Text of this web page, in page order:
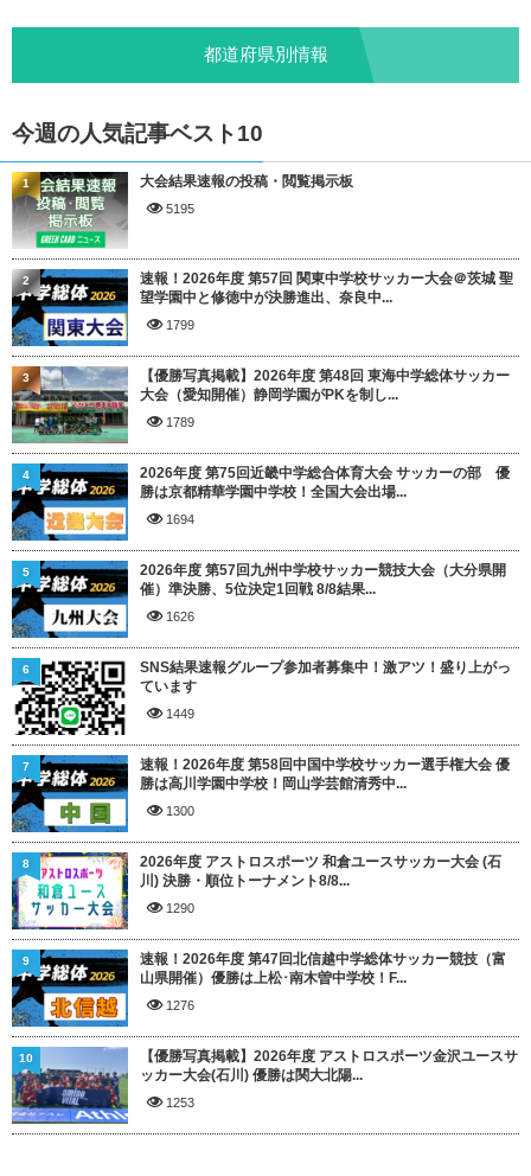
都道府県別情報
今週の人気記事ベスト10
大会結果速報の投稿・閲覧掲示板
5195
1
速報！2026年度 第57回 関東中学校サッカー大会＠茨城 聖
望学園中と修徳中が決勝進出、奈良中...
1799
2
【優勝写真掲載】2026年度 第48回 東海中学総体サッカー
大会（愛知開催）静岡学園がPKを制し...
1789
3
2026年度 第75回近畿中学総合体育大会 サッカーの部 優
勝は京都精華学園中学校！全国大会出場...
1694
4
2026年度 第57回九州中学校サッカー競技大会（大分県開
催）準決勝、5位決定1回戦 8/8結果...
1626
5
SNS結果速報グループ参加者募集中！激アツ！盛り上がっ
ています
1449
6
速報！2026年度 第58回中国中学校サッカー選手権大会 優
勝は高川学園中学校！岡山学芸館清秀中...
1300
7
2026年度 アストロスポーツ 和倉ユースサッカー大会 (石
川) 決勝・順位トーナメント8/8...
1290
8
速報！2026年度 第47回北信越中学総体サッカー競技（富
山県開催）優勝は上松･南木曽中学校！F...
1276
9
【優勝写真掲載】2026年度 アストロスポーツ金沢ユースサ
ッカー大会(石川) 優勝は関大北陽...
1253
10